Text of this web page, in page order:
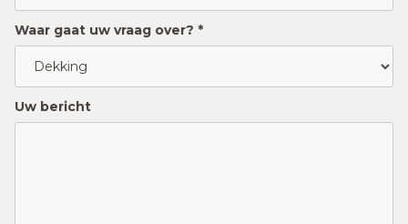
Waar gaat uw vraag over? *
Uw bericht